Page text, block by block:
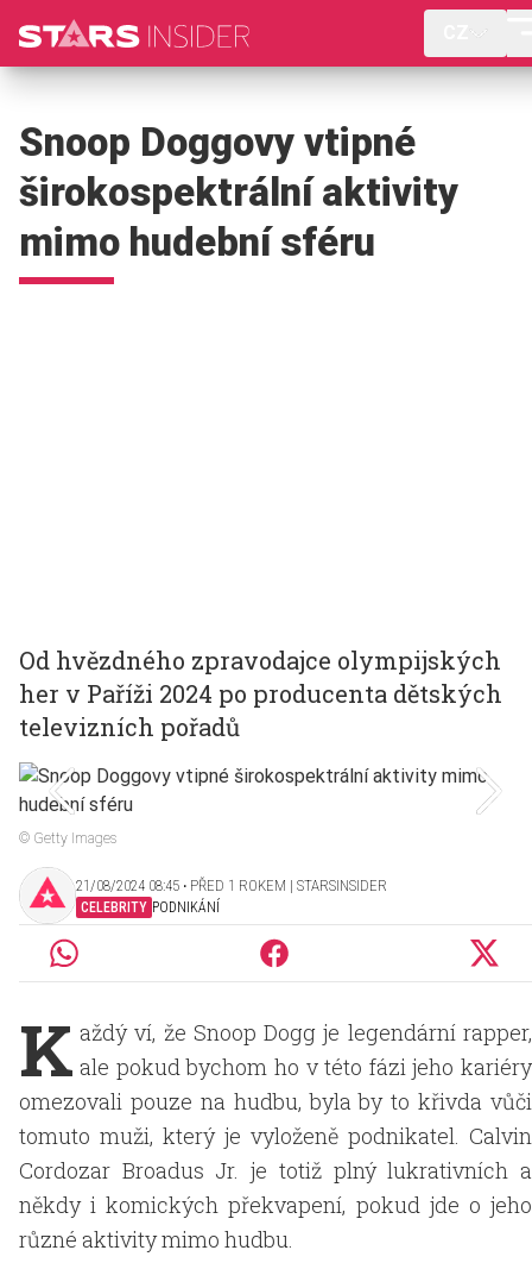
Snoop Doggovy vtipné
širokospektrální aktivity
mimo hudební sféru
Od hvězdného zpravodajce olympijských
her v Paříži 2024 po producenta dětských
televizních pořadů
© Getty Images
21/08/2024 08:45 ‧ PŘED 1 ROKEM | STARSINSIDER
CELEBRITY PODNIKÁNÍ
K aždý ví, že Snoop Dogg je legendární rapper,
ale pokud bychom ho v této fázi jeho kariéry
omezovali pouze na hudbu, byla by to křivda vůči
tomuto muži, který je vyloženě podnikatel. Calvin
Cordozar Broadus Jr. je totiž plný lukrativních a
někdy i komických překvapení, pokud jde o jeho
různé aktivity mimo hudbu.